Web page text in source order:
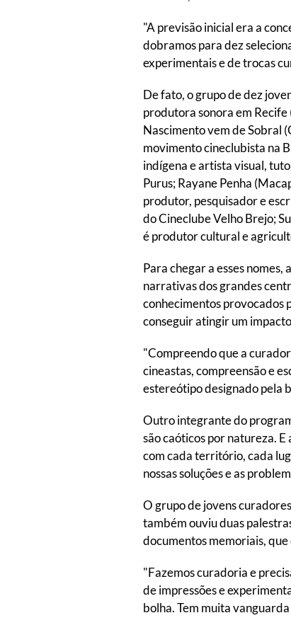
"A previsão inicial era a
dobramos para dez
experimentais e de trocas
De fato, o grupo de dez
produtora sonora em
Nascimento vem de Sobral
movimento cineclubista na
indígena e artista visual,
Purus; Rayane Penha
produtor, pesquisador e
do Cineclube Velho Brejo;
é produtor cultural e
Para chegar a esses
narrativas dos grandes
conhecimentos provocados
conseguir atingir um
"Compreendo que a
cineastas, compreensão e
estereótipo designado pela
Outro integrante do
são caóticos por natureza.
com cada território, cada
nossas soluções e as
O grupo de jovens
também ouviu duas
documentos memoriais,
"Fazemos curadoria e
de impressões e
bolha. Tem muita